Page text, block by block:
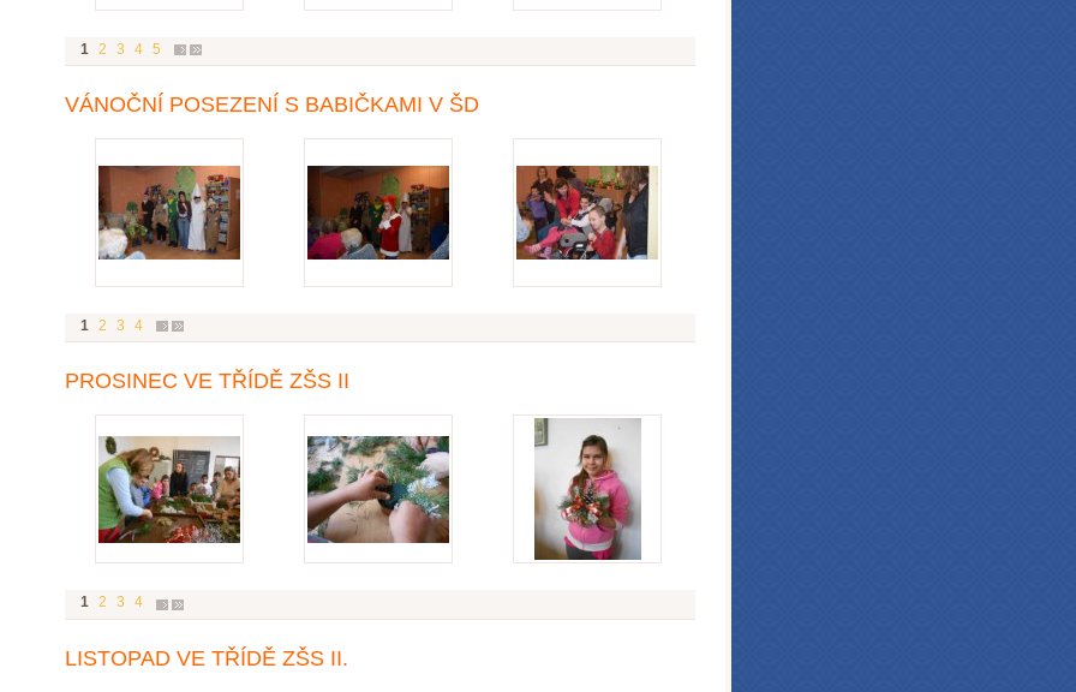
1 2 3 4 5
VÁNOČNÍ POSEZENÍ S BABIČKAMI V ŠD
1 2 3 4
PROSINEC VE TŘÍDĚ ZŠS II
1 2 3 4
LISTOPAD VE TŘÍDĚ ZŠS II.